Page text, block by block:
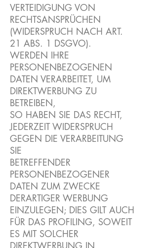
VERTEIDIGUNG VON
RECHTSANSPRÜCHEN
(WIDERSPRUCH NACH ART.
21 ABS. 1 DSGVO).
WERDEN IHRE
PERSONENBEZOGENEN
DATEN VERARBEITET, UM
DIREKTWERBUNG ZU
BETREIBEN,
SO HABEN SIE DAS RECHT,
JEDERZEIT WIDERSPRUCH
GEGEN DIE VERARBEITUNG
SIE
BETREFFENDER
PERSONENBEZOGENER
DATEN ZUM ZWECKE
DERARTIGER WERBUNG
EINZULEGEN; DIES GILT AUCH
FÜR DAS PROFILING, SOWEIT
ES MIT SOLCHER
DIREKTWERBUNG IN